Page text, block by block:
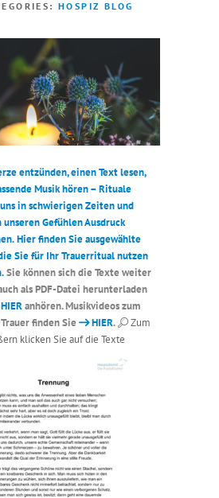
HOSPIZ BLOG
entzünden, einen Text lesen,
Musik hören – Rituale
in schwierigen Zeiten und
unseren Gefühlen Ausdruck
Hier finden Sie ausgewählte
Sie für Ihr Trauerritual nutzen
Sie können sich die Texte weiter
als PDF-Datei herunterladen
HIERanhören. Musikvideos zum
finden Sie
HIER.
Zum
klicken Sie auf die Texte